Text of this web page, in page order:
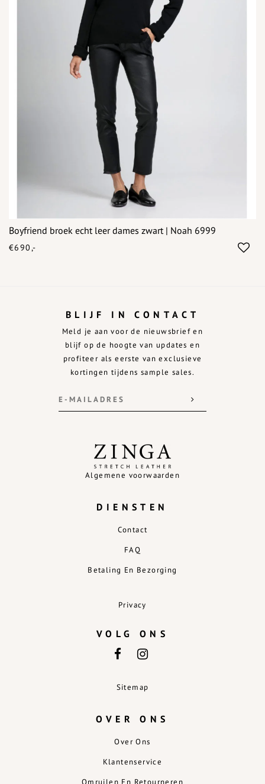
Boyfriend broek echt leer dames zwart | Noah 6999
€690,-
Algemene voorwaarden
DIENSTEN
Contact
FAQ
Betaling En Bezorging
Privacy
OVER ONS
Over Ons
Klantenservice
VOLG ONS
Sitemap
BLIJF IN CONTACT
Meld je aan voor de nieuwsbrief en
blijf op de hoogte van updates en
profiteer als eerste van exclusieve
kortingen tijdens sample sales.